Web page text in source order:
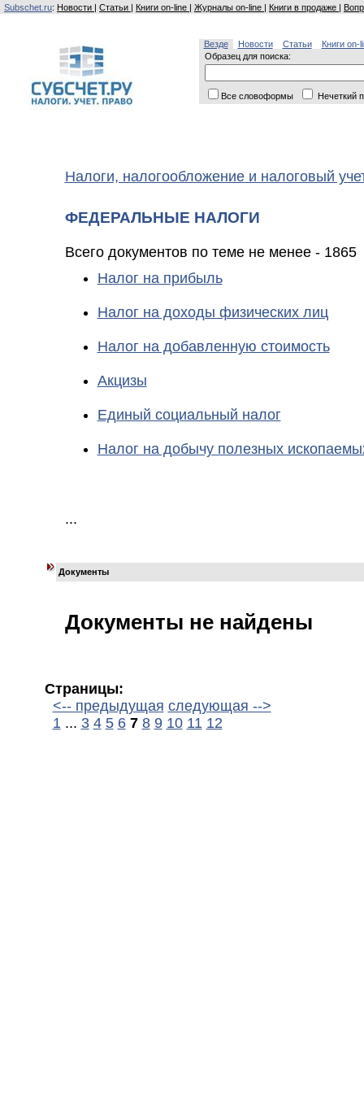
Subschet.ru: Новости | Статьи | Книги on-line | Журналы on-line | Книги в продаже |
Везде Новости Статьи
Книги on-
Образец для поиска:
Все словоформы Нечеткий
Налоги, налогообложение и налоговый
ФЕДЕРАЛЬНЫЕ НАЛОГИ
Всего документов по теме не менее - 1865
Налог на прибыль
Налог на доходы физических лиц
Налог на добавленную стоимость
Акцизы
Единый социальный налог
Налог на добычу полезных
...
Документы
Документы не найдены
Страницы:
<-- предыдущая следующая -->
1 ... 3 4 5 6 7 8 9 10 11 12